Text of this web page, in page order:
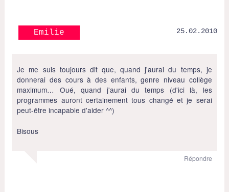
Emilie 25.02.2010
Je me suis toujours dit que, quand j'aurai du temps, je
donnerai des cours à des enfants, genre niveau collège
maximum… Oué, quand j'aurai du temps (d'ici là, les
programmes auront certainement tous changé et je serai
peut-être incapable d'aider ^^)
Bisous
Répondre